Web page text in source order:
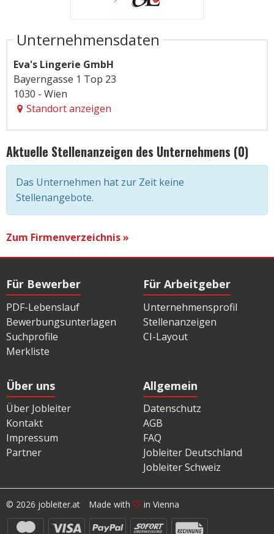
Unternehmensdaten
Eva's Lingerie GmbH
Bayerngasse 1 Top 23
1030 - Wien
Standort anzeigen
Aktuelle Stellenanzeigen des Unternehmens (0)
Das Unternehmen hat zur Zeit keine
Stellenangebote.
Zum Firmenverzeichnis »
Für Bewerber
PDF-Lebenslauf
Bewerbungsunterlagen
Suchprofile
Merkliste
Für Arbeitgeber
Unternehmensprofil
Stellenanzeigen
CI-Layout
Über uns
Über Jobleiter
Kontakt
Impressum
Partner
Allgemein
Datenschutz
AGB
FAQ
Jobleiter Deutschland
Jobleiter Schweiz
© 2026 jobleiter.at Made with in Vienna